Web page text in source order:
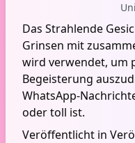
Das Strahlende
Grinsen mit
wird verwendet, um
Begeisterung
WhatsApp-
oder toll ist.
Veröffentlicht in